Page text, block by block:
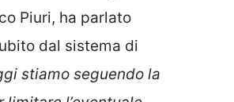
Piuri, ha parlato
dal sistema di
stiamo seguendo la